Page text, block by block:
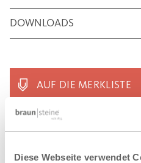
Diese Webseite verwendet
DOWNLOADS
AUF DIE MERKLISTE